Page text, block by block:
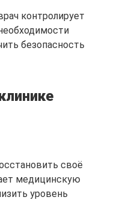
контролирует
безопасность
своё
медицинскую
уровень